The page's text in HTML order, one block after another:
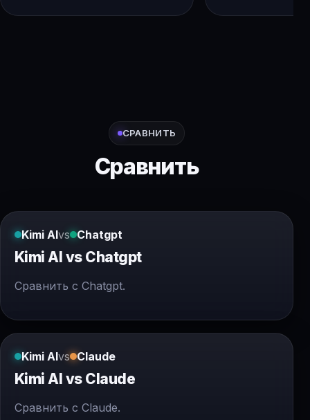
СРАВНИТЬ
Сравнить
Kimi AIvs Chatgpt
Kimi AI vs Chatgpt
Сравнить с Chatgpt.
Kimi AIvs Claude
Kimi AI vs Claude
Сравнить с Claude.